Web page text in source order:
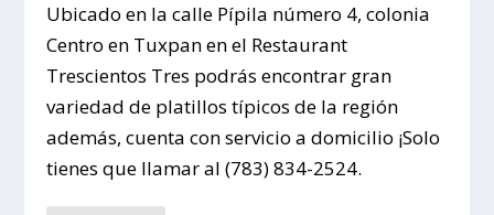
Ubicado en la calle Pípila número 4, colonia
Centro en Tuxpan en el Restaurant
Trescientos Tres podrás encontrar gran
variedad de platillos típicos de la región
además, cuenta con servicio a domicilio ¡Solo
tienes que llamar al (783) 834-2524.